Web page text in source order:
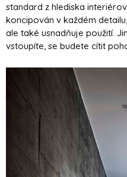
standard z hlediska
koncipován v každém
ale také usnadňuje použití.
vstoupíte, se budete cítit